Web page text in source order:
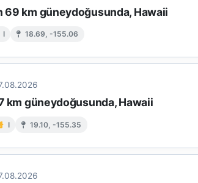
69 km güneydoğusunda, Hawaii
I 18.69, -155.06
km güneydoğusunda, Hawaii
I 19.10, -155.35